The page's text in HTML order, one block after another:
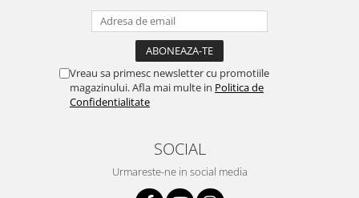
Vreau sa primesc newsletter cu promotiile
magazinului. Afla mai multe in Politica de
Confidentialitate
SOCIAL
Urmareste-ne in social media